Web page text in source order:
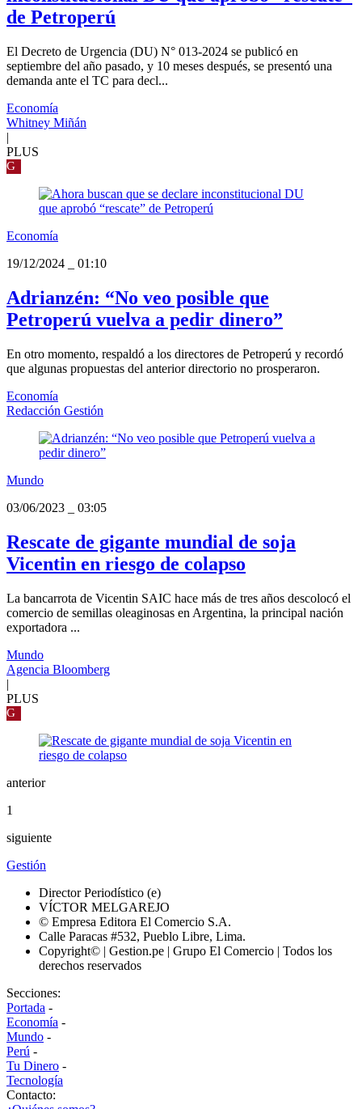
de Petroperú
El Decreto de Urgencia (DU) N° 013-2024 se publicó en
septiembre del año pasado, y 10 meses después, se presentó una
demanda ante el TC para decl...
Economía
Whitney Miñán
|
PLUS
G
Economía
19/12/2024
01:10
Adrianzén: “No veo posible que
Petroperú vuelva a pedir dinero”
En otro momento, respaldó a los directores de Petroperú y recordó
que algunas propuestas del anterior directorio no prosperaron.
Economía
Redacción Gestión
Mundo
03/06/2023
03:05
Rescate de gigante mundial de soja
Vicentin en riesgo de colapso
La bancarrota de Vicentin SAIC hace más de tres años descolocó el
comercio de semillas oleaginosas en Argentina, la principal nación
exportadora ...
Mundo
Agencia Bloomberg
|
PLUS
G
anterior
1
siguiente
Gestión
Director Periodístico (e)
VÍCTOR MELGAREJO
© Empresa Editora El Comercio S.A.
Calle Paracas #532, Pueblo Libre, Lima.
Copyright© | Gestion.pe | Grupo El Comercio | Todos los
derechos reservados
Secciones:
Portada -
Economía -
Mundo -
Perú -
Tu Dinero -
Tecnología
Contacto: